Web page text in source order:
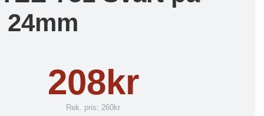
208kr
Rek. pris:260kr